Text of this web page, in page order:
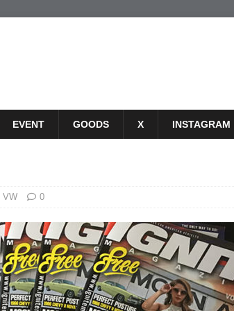
EVENT GOODS X INSTAGRAM
VW 0